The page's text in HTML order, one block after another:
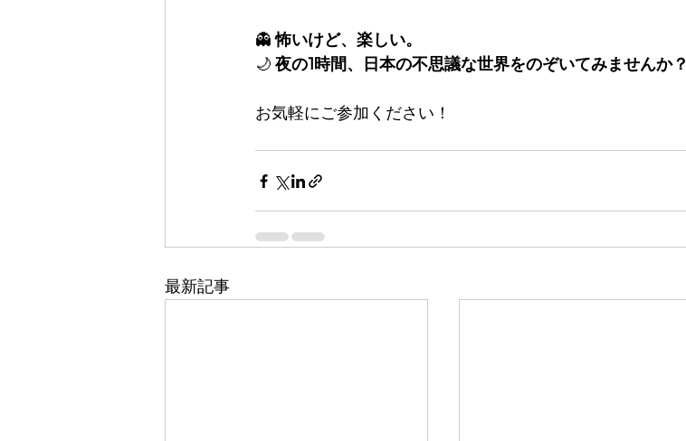
👻 怖いけど、楽しい。
🌙 夜の1時間、日本の不思議な世界をのぞいてみませんか？
お気軽にご参加ください！
最新記事